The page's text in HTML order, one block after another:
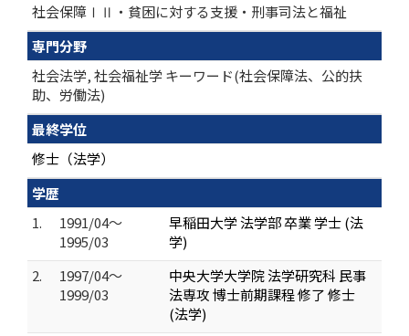
社会保障ⅠⅡ・貧困に対する支援・刑事司法と福祉
専門分野
社会法学, 社会福祉学 キーワード(社会保障法、公的扶
助、労働法)
最終学位
修士（法学）
学歴
1.
1991/04～
1995/03
早稲田大学 法学部 卒業 学士 (法
学)
2.
1997/04～
1999/03
中央大学大学院 法学研究科 民事
法専攻 博士前期課程 修了 修士
(法学)